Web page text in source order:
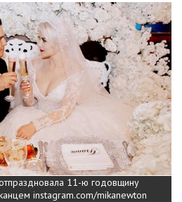
11-ю годовщину
instagram.com/mikanewton